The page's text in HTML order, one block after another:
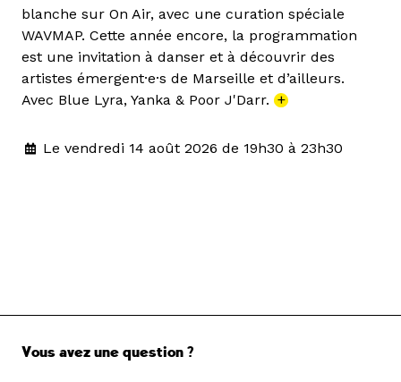
blanche sur On Air, avec une curation spéciale
WAVMAP. Cette année encore, la programmation
est une invitation à danser et à découvrir des
artistes émergent·e·s de Marseille et d’ailleurs.
Avec Blue Lyra, Yanka & Poor J'Darr. +
Le vendredi 14 août 2026 de 19h30 à 23h30
Vous avez une question ?